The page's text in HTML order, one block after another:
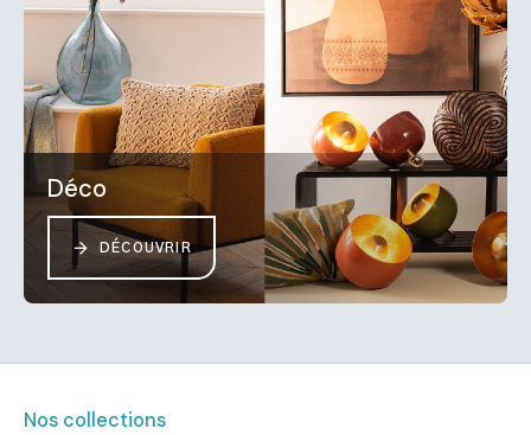
Déco
DÉCOUVRIR
Nos collections